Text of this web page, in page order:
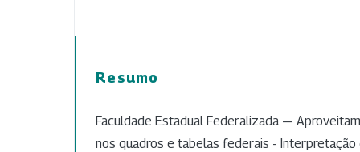
Resumo
Faculdade Estadual Federalizada —
nos quadros e tabelas federais - Interpretação